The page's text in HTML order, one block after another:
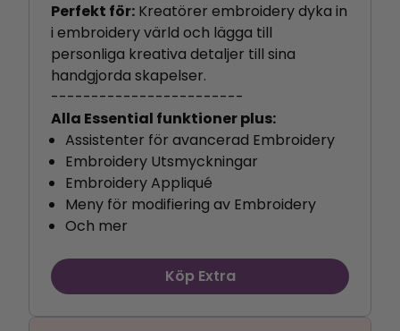
Perfekt för: Kreatörer embroidery dyka in
i embroidery värld och lägga till
personliga kreativa detaljer till sina
handgjorda skapelser.
------------------------
Alla Essential funktioner plus:
Assistenter för avancerad Embroidery
Embroidery Utsmyckningar
Embroidery Appliqué
Meny för modifiering av Embroidery
Och mer
Köp Extra